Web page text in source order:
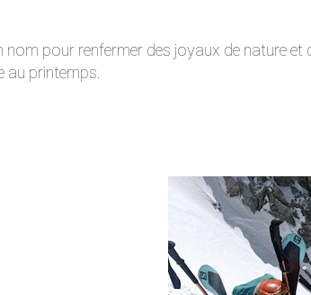
pour renfermer des joyaux de nature
au printemps.